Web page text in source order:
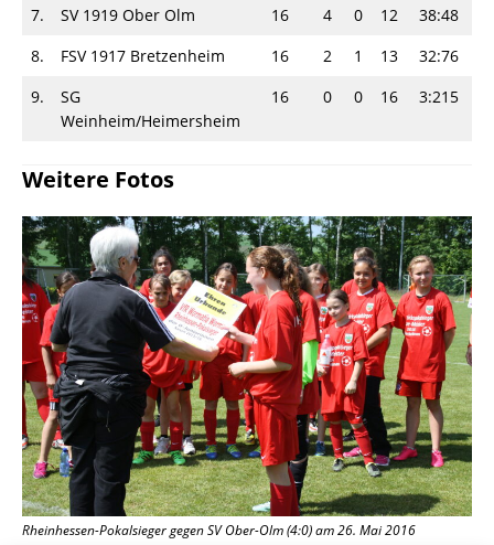
7.
SV 1919 Ober Olm 16 4 0 12 38:48
8.
FSV 1917 Bretzenheim 16 2 1 13 32:76
9.
SG
Weinheim/Heimersheim
16 0 0 16 3:215
Weitere Fotos
Rheinhessen-Pokalsieger gegen SV Ober-Olm (4:0) am 26. Mai 2016